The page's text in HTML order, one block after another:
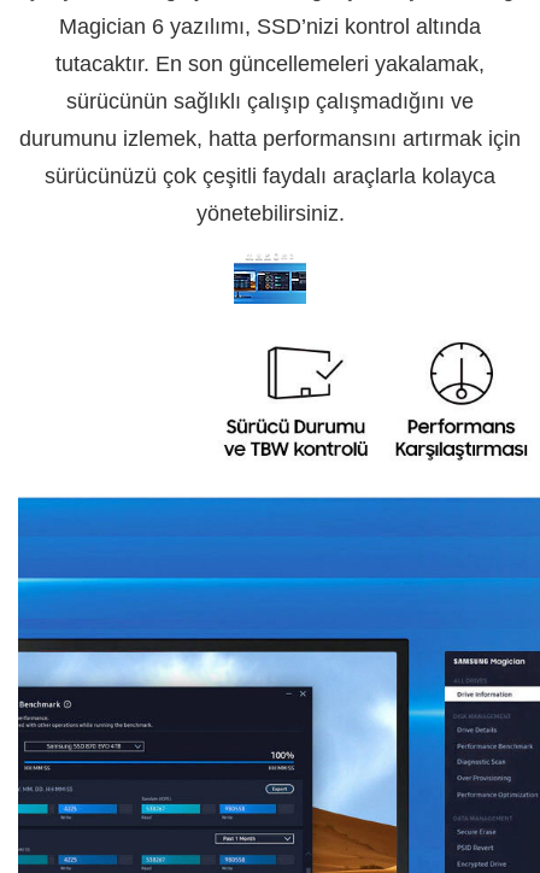
Magician 6 yazılımı, SSD’nizi kontrol altında
tutacaktır. En son güncellemeleri yakalamak,
sürücünün sağlıklı çalışıp çalışmadığını ve
durumunu izlemek, hatta performansını artırmak için
sürücünüzü çok çeşitli faydalı araçlarla kolayca
yönetebilirsiniz.